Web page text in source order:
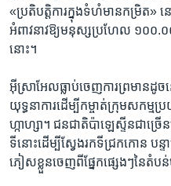
«ប្រតិបត្តិការ​ក្នុង​ទំហំ​មាន​កម្រិត»
អំពាវនាវ​ឱ្យ​មនុស្ស​ប្រហែល​ ១០០.
នោះ។
អ៊ីស្រាអែល​ធ្លាប់​ចេញ​ការ​ព្រមាន​ដូ
យុទ្ធនាការ​ដើម្បី​កម្ចាត់​ក្រុម​សកម្
ហ្កាហ្សា។ ជនជាតិ​ប៉ាឡេស្ទីន​ជាច្រើ
ទីនោះ​ដើម្បី​ស្វែងរក​ទី​ជ្រកកោន បន្
ភៀសខ្លួន​ចេញ​ពី​ផ្នែក​ផ្សេងៗ​នៃ​តំបន់​